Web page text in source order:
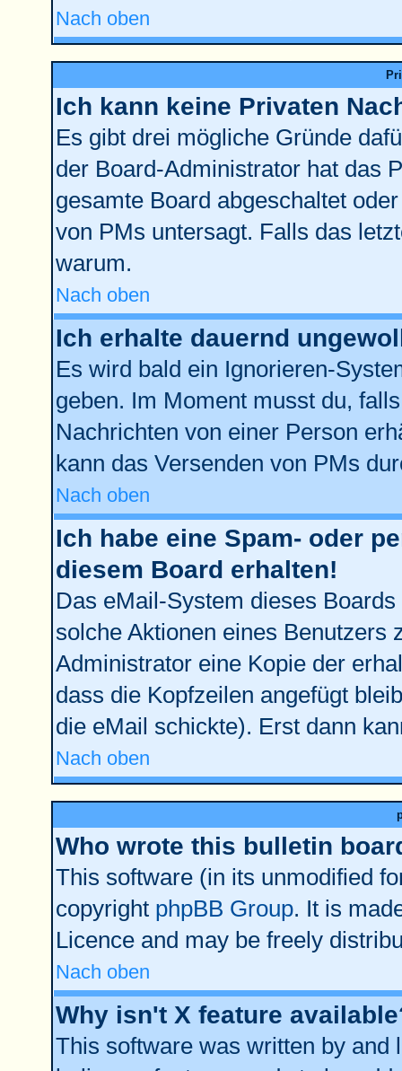
Nach oben
Ich kann keine Privaten
Es gibt drei mögliche Gründe
der Board-Administrator hat das
gesamte Board abgeschaltet
von PMs untersagt. Falls das
warum.
Nach oben
Ich erhalte dauernd
Es wird bald ein Ignorieren-
geben. Im Moment musst du,
Nachrichten von einer Person
kann das Versenden von PMs
Nach oben
Ich habe eine Spam- oder
diesem Board erhalten!
Das eMail-System dieses
solche Aktionen eines Benutzers
Administrator eine Kopie der
dass die Kopfzeilen angefügt
die eMail schickte). Erst dann
Nach oben
Who wrote this bulletin
This software (in its unmodified
copyright phpBB Group. It is
Licence and may be freely
Nach oben
Why isn't X feature
This software was written by and